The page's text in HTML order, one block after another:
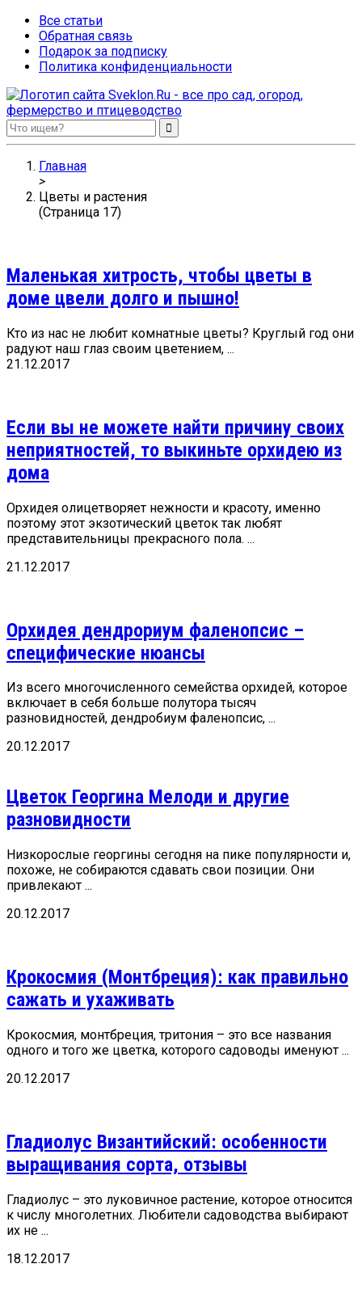
Все статьи
Обратная связь
Подарок за подписку
Политика конфиденциальности
Sveklon.Ru – все про сад, огород, фермерство и птицеводство
Главная
>
Цветы и растения
(Страница 17)
Маленькая хитрость, чтобы цветы в
доме цвели долго и пышно!
Кто из нас не любит комнатные цветы? Круглый год они
радуют наш глаз своим цветением, ...
21.12.2017
Если вы не можете найти причину своих
неприятностей, то выкиньте орхидею из
дома
Орхидея олицетворяет нежности и красоту, именно
поэтому этот экзотический цветок так любят
представительницы прекрасного пола. ...
21.12.2017
Орхидея дендрориум фаленопсис –
специфические нюансы
Из всего многочисленного семейства орхидей, которое
включает в себя больше полутора тысяч
разновидностей, дендробиум фаленопсис, ...
20.12.2017
Цветок Георгина Мелоди и другие
разновидности
Низкорослые георгины сегодня на пике популярности и,
похоже, не собираются сдавать свои позиции. Они
привлекают ...
20.12.2017
Крокосмия (Монтбреция): как правильно
сажать и ухаживать
Крокосмия, монтбреция, тритония – это все названия
одного и того же цветка, которого садоводы именуют ...
20.12.2017
Гладиолус Византийский: особенности
выращивания сорта, отзывы
Гладиолус – это луковичное растение, которое относится
к числу многолетних. Любители садоводства выбирают
их не ...
18.12.2017